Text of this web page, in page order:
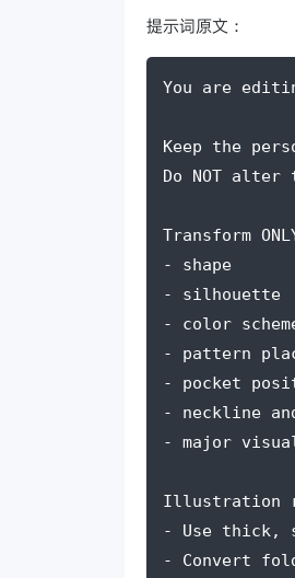
提示词原文：
You are
Keep the
Do NOT
Transform
- shape
- silhouette
- color
- pattern
- pocket
- neckline
- major
Illustration
- Use thick,
- Convert